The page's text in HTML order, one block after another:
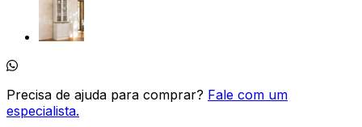
Precisa de ajuda para comprar? Fale com um
especialista.